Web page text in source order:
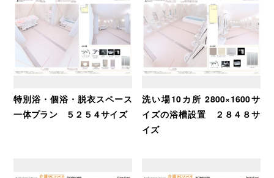
特別浴・個浴・脱衣スペース
一体プラン ５２５４サイズ
洗い場10カ所 2800×1600サ
イズの浴槽設置 ２８４８サ
イズ